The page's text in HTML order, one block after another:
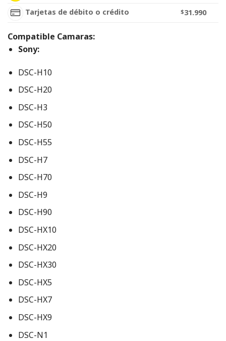
Tarjetas de débito o crédito
$31.990
Compatible Camaras:
Sony:
DSC-H10
DSC-H20
DSC-H3
DSC-H50
DSC-H55
DSC-H7
DSC-H70
DSC-H9
DSC-H90
DSC-HX10
DSC-HX20
DSC-HX30
DSC-HX5
DSC-HX7
DSC-HX9
DSC-N1